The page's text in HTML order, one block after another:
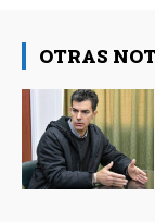
OTRAS